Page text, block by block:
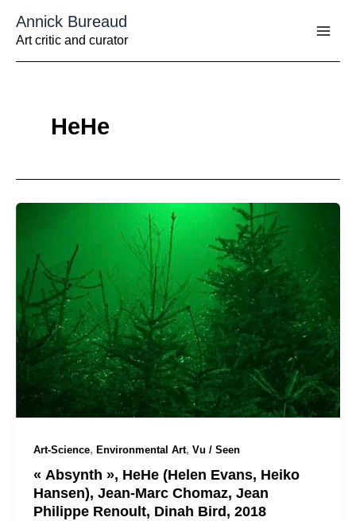
contenu
Annick Bureaud
Art critic and curator
HeHe
Art-Science, Environmental Art, Vu / Seen
« Absynth », HeHe (Helen Evans, Heiko
Hansen), Jean-Marc Chomaz, Jean
Philippe Renoult, Dinah Bird, 2018